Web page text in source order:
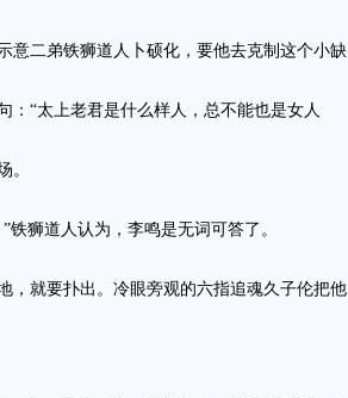
二弟铁狮道人卜硕化，要他去克制这个小缺
“太上老君是什么样人，总不能也是女人
。
狮道人认为，李鸣是无词可答了。
就要扑出。冷眼旁观的六指追魂久子伦把他